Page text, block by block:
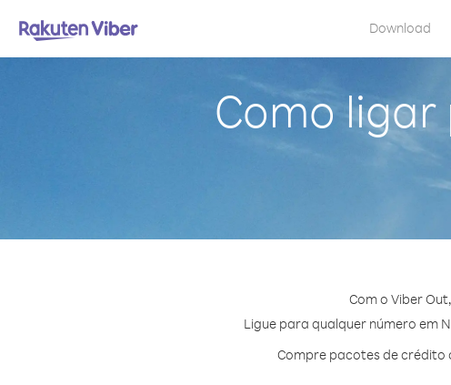
Download
Como
Com o Viber
Ligue para qualquer número em
Compre pacotes de crédito